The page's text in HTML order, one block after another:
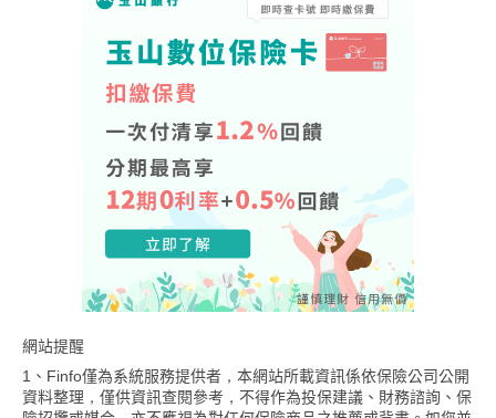
網站提醒
1、Finfo僅為系統服務提供者，本網站所載資訊係依保險公司公開
資料整理，僅供資訊查閱參考，不得作為投保建議、財務諮詢、保